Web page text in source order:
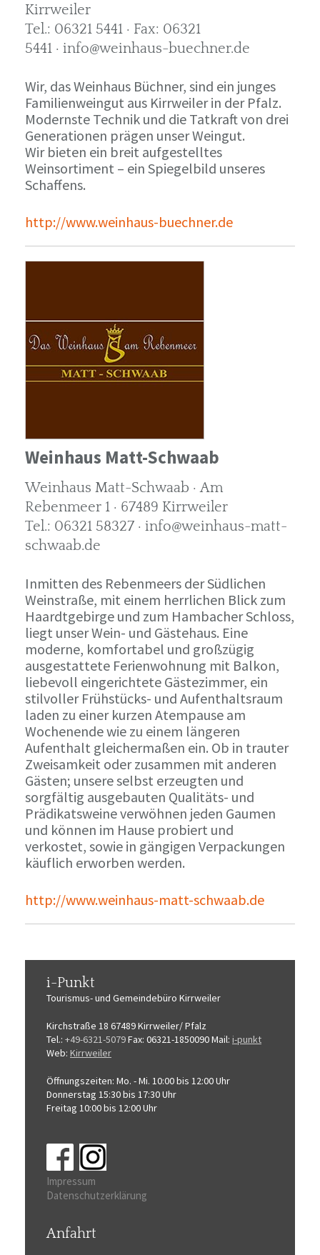
Kirrweiler
Tel.: 06321 5441 · Fax: 06321
5441 · info@weinhaus-buechner.de
Wir, das Weinhaus Büchner, sind ein junges
Familienweingut aus Kirrweiler in der Pfalz.
Modernste Technik und die Tatkraft von drei
Generationen prägen unser Weingut.
Wir bieten ein breit aufgestelltes
Weinsortiment – ein Spiegelbild unseres
Schaffens.
http://www.weinhaus-buechner.de
Weinhaus Matt-Schwaab
Weinhaus Matt-Schwaab · Am
Rebenmeer 1 · 67489 Kirrweiler
Tel.: 06321 58327 · info@weinhaus-matt-
schwaab.de
Inmitten des Rebenmeers der Südlichen
Weinstraße, mit einem herrlichen Blick zum
Haardtgebirge und zum Hambacher Schloss,
liegt unser Wein- und Gästehaus. Eine
moderne, komfortabel und großzügig
ausgestattete Ferienwohnung mit Balkon,
liebevoll eingerichtete Gästezimmer, ein
stilvoller Frühstücks- und Aufenthaltsraum
laden zu einer kurzen Atempause am
Wochenende wie zu einem längeren
Aufenthalt gleichermaßen ein. Ob in trauter
Zweisamkeit oder zusammen mit anderen
Gästen; unsere selbst erzeugten und
sorgfältig ausgebauten Qualitäts- und
Prädikatsweine verwöhnen jeden Gaumen
und können im Hause probiert und
verkostet, sowie in gängigen Verpackungen
käuflich erworben werden.
http://www.weinhaus-matt-schwaab.de
i-Punkt
Tourismus-und Gemeindebüro Kirrweiler
Kirchstraße 18 67489 Kirrweiler/ Pfalz
Tel.: +49-6321-5079Fax: 06321-1850090Mail: i-punkt
Web: Kirrweiler
Öffnungszeiten: Mo. - Mi. 10:00 bis 12:00 Uhr
Donnerstag 15:30 bis 17:30 Uhr
Freitag 10:00 bis 12:00 Uhr
Impressum
Datenschutzerklärung
Anfahrt